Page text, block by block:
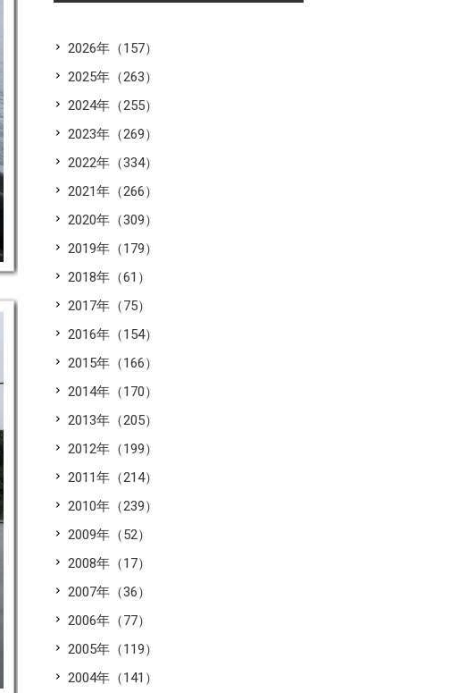
2026年（157）
2025年（263）
2024年（255）
2023年（269）
2022年（334）
2021年（266）
2020年（309）
2019年（179）
2018年（61）
2017年（75）
2016年（154）
2015年（166）
2014年（170）
2013年（205）
2012年（199）
2011年（214）
2010年（239）
2009年（52）
2008年（17）
2007年（36）
2006年（77）
2005年（119）
2004年（141）